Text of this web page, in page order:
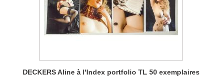
DECKERS Aline à l'Index portfolio TL 50 exemplaires